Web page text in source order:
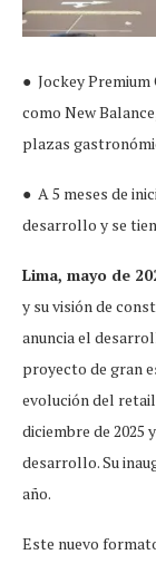
● Jockey
como New
plazas
● A 5 meses de
desarrollo y se
Lima, mayo de
y su visión de
anuncia el
proyecto de gran
evolución del retail
diciembre de 2025
desarrollo. Su
año.
Este nuevo